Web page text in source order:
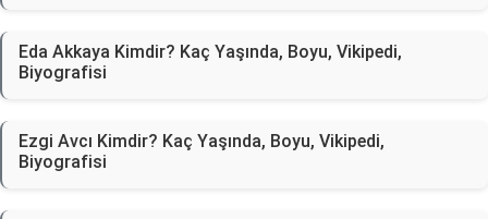
Eda Akkaya Kimdir? Kaç Yaşında, Boyu, Vikipedi,
Biyografisi
Ezgi Avcı Kimdir? Kaç Yaşında, Boyu, Vikipedi,
Biyografisi